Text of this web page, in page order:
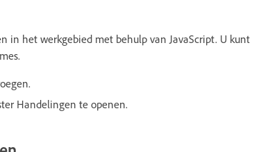
in het werkgebied met behulp van JavaScript. U kunt
Handelingen te openen.